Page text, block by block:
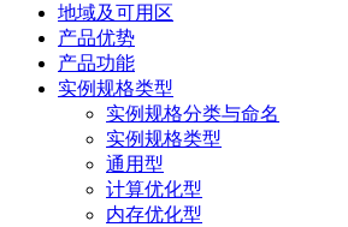
地域及可用区
产品优势
产品功能
实例规格类型
实例规格分类与命名
实例规格类型
通用型
计算优化型
内存优化型